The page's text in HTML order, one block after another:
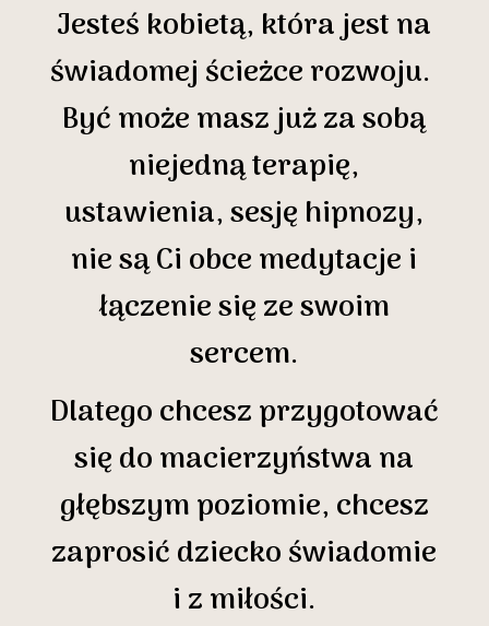
Jesteś kobietą, która jest na
świadomej ścieżce rozwoju.
Być może masz już za sobą
niejedną terapię,
ustawienia, sesję hipnozy,
nie są Ci obce medytacje i
łączenie się ze swoim
sercem.
Dlatego chcesz przygotować
się do macierzyństwa na
głębszym poziomie, chcesz
zaprosić dziecko świadomie
i z miłości.